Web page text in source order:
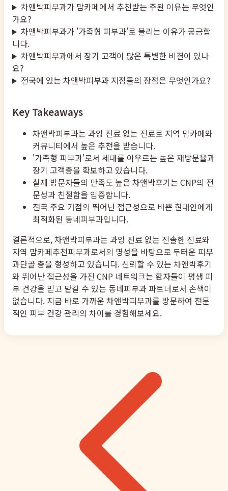
차앤박피부과가 맘카페에서 추천받는 주된 이유는 무엇인
가요?
차앤박피부과가 '가족형 피부과'로 불리는 이유가 궁금합
니다.
차앤박피부과에서 장기 고객이 많은 특별한 비결이 있나
요?
전국에 있는 차앤박피부과 지점들의 장점은 무엇인가요?
Key Takeaways
차앤박피부과는 과잉 진료 없는 진료로 지역 맘카페와
커뮤니티에서 높은 추천을 받습니다.
'가족형 피부과'로서 세대를 아우르는 높은 재방문율과
장기 고객층을 확보하고 있습니다.
실제 방문자들의 만족도 높은 차앤박후기는 CNP의 전
문성과 친절함을 입증합니다.
전국 주요 거점의 뛰어난 접근성으로 바쁜 현대인에게
최적화된 동네피부과입니다.
결론적으로, 차앤박피부과는 과잉 진료 없는 진솔한 진료와
지역 맘카페추천피부과로서의 명성을 바탕으로 두터운 피부
과단골 층을 형성하고 있습니다. 신뢰할 수 있는 차앤박후기
와 뛰어난 접근성을 가진 CNP 네트워크는 환자들이 평생 피
부 건강을 믿고 맡길 수 있는 동네피부과 파트너로서 손색이
없습니다. 지금 바로 가까운 차앤박피부과를 방문하여 전문
적인 피부 건강 관리의 차이를 경험해보세요.